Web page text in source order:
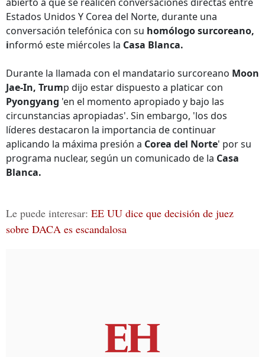
Estados Unidos Y Corea del Norte, durante una
conversación telefónica con su homólogo surcoreano,
informó este miércoles la Casa Blanca.
Durante la llamada con el mandatario surcoreano Moon
Jae-In, Trump dijo estar dispuesto a platicar con
Pyongyang 'en el momento apropiado y bajo las
circunstancias apropiadas'. Sin embargo, 'los dos
líderes destacaron la importancia de continuar
aplicando la máxima presión a Corea del Norte' por su
programa nuclear, según un comunicado de la Casa
Blanca.
Le puede interesar: EE UU dice que decisión de juez
sobre DACA es escandalosa